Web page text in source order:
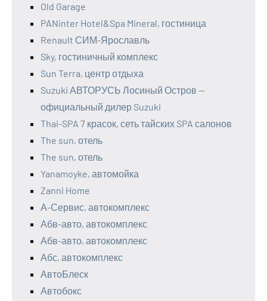
Old Garage
PANinter Hotel&Spa Mineral, гостиница
Renault СИМ-Ярославль
Sky, гостиничный комплекс
Sun Terra, центр отдыха
Suzuki АВТОРУСЬ Лосиный Остров —
официальный дилер Suzuki
Thai-SPA 7 красок, сеть тайских SPA салонов
The sun, отель
The sun, отель
Yanamoyke, автомойка
Zanni Home
А-Сервис, автокомплекс
Абв-авто, автокомплекс
Абв-авто, автокомплекс
Абс, автокомплекс
АвтоБлеск
Автобокс